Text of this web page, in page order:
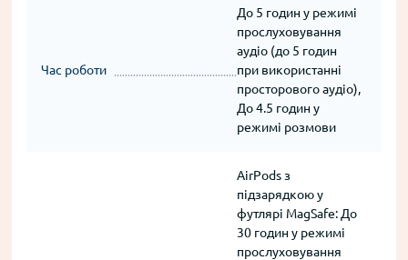
Час роботи
До 5 годин у режимі
прослуховування
аудіо (до 5 годин
при використанні
просторового аудіо),
До 4.5 годин у
режимі розмови
AirPods з
підзарядкою у
футлярі MagSafe: До
30 годин у режимі
прослуховування